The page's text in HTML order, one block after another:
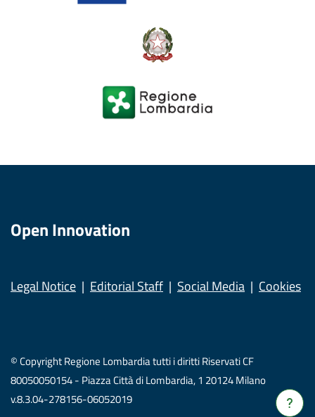
Verrà
Open Innovation
Legal Notice Editorial Staff Social Media Cookies
© Copyright Regione Lombardia tutti i diritti Riservati CF
80050050154 - Piazza Città di Lombardia, 1 20124 Milano
v.8.3.04-278156-06052019